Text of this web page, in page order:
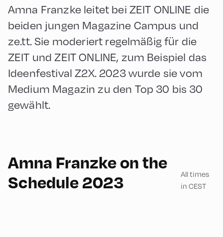
Amna Franzke leitet bei ZEIT ONLINE die
beiden jungen Magazine Campus und
ze.tt. Sie moderiert regelmäßig für die
ZEIT und ZEIT ONLINE, zum Beispiel das
Ideenfestival Z2X. 2023 wurde sie vom
Medium Magazin zu den Top 30 bis 30
gewählt.
Amna Franzke on the
Schedule 2023
All times
in CEST